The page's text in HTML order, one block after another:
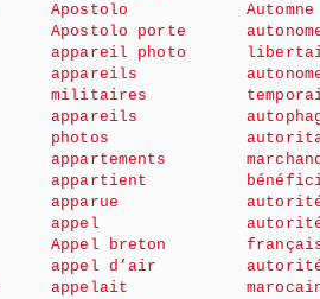
Apostolo
Apostolo porte
appareil photo
appareils
militaires
appareils
photos
appartements
appartient
apparue
appel
Appel breton
appel d’air
appelait